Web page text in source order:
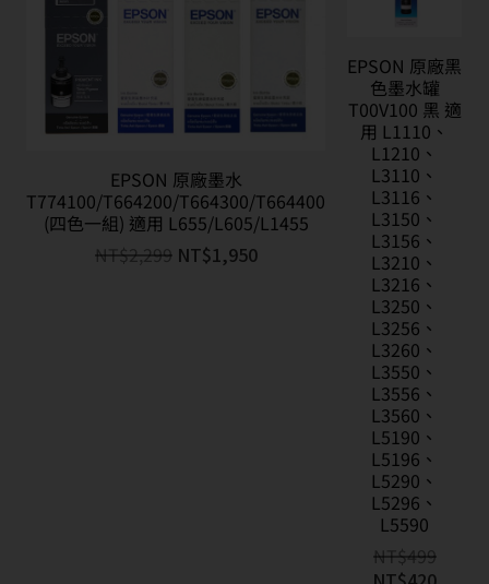
EPSON 原廠墨水
T774100/T664200/T664300/T664400
(四色一組) 適用 L655/L605/L1455
NT$2,299 NT$1,950
EPSON 原廠黑
色墨水罐
T00V100 黑 適
用 L1110、
L1210、
L3110、
L3116、
L3150、
L3156、
L3210、
L3216、
L3250、
L3256、
L3260、
L3550、
L3556、
L3560、
L5190、
L5196、
L5290、
L5296、
L5590
NT$499